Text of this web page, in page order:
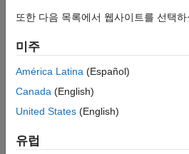
또한 다음 목록에서 웹사이트를 선택
미주
América Latina (Español)
Canada (English)
United States (English)
유럽